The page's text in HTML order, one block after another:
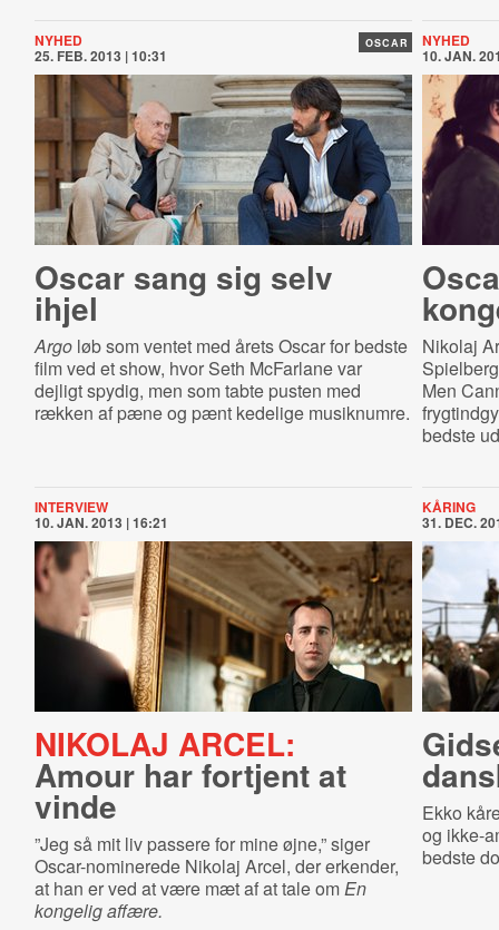
OSCAR
NYHED
25. FEB. 2013 | 10:31
Oscar sang sig selv
ihjel
Argoløb som ventet med årets Oscar for bedste
film ved et show, hvor Seth McFarlane var
dejligt spydig, men som tabte pusten med
rækken af pæne og pænt kedelige musiknumre.
NYHED
10. JAN.
Nikolaj
Men
bedste
INTERVIEW
10. JAN. 2013 | 16:21
NIKOLAJ ARCEL:
Amour har fortjent at
vinde
”Jeg så mit liv passere for mine øjne,” siger
Oscar-nominerede Nikolaj Arcel, der erkender,
at han er ved at være mæt af at tale omEn
kongelig affære.
KÅRING
31. DEC.
Ekko
og ikke-
bedste